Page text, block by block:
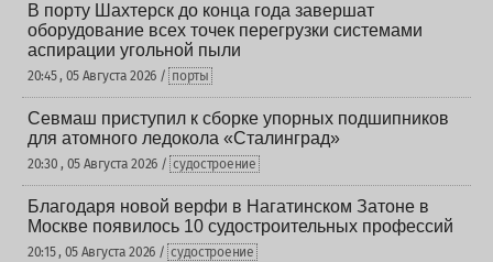
В порту Шахтерск до конца года завершат
оборудование всех точек перегрузки системами
аспирации угольной пыли
20:45 , 05 Августа 2026 / порты
Севмаш приступил к сборке упорных подшипников
для атомного ледокола «Сталинград»
20:30 , 05 Августа 2026 / судостроение
Благодаря новой верфи в Нагатинском Затоне в
Москве появилось 10 судостроительных профессий
20:15 , 05 Августа 2026 / судостроение